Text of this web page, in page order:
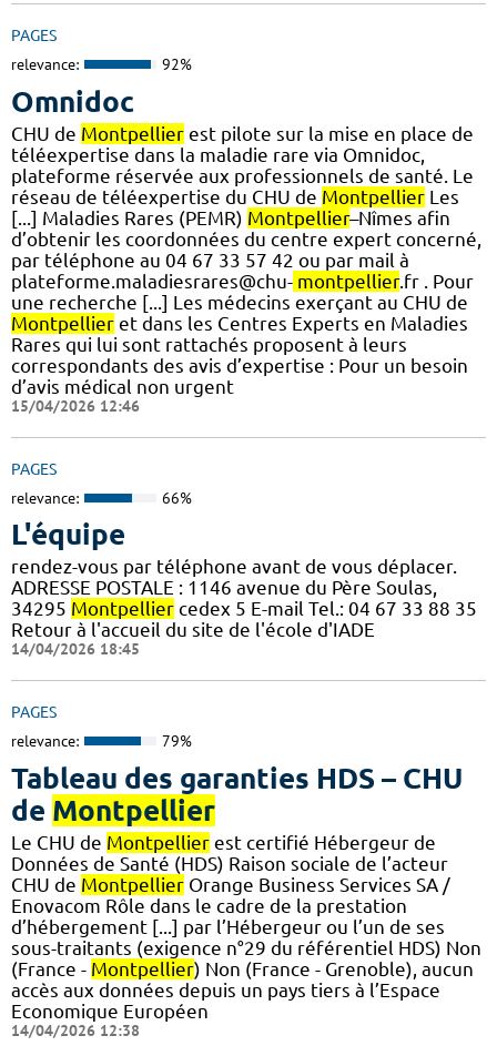
PAGES
relevance: 92%
Omnidoc
CHU de Montpellier est pilote sur la mise en place de
téléexpertise dans la maladie rare via Omnidoc,
plateforme réservée aux professionnels de santé. Le
réseau de téléexpertise du CHU de Montpellier Les
[...] Maladies Rares (PEMR) Montpellier–Nîmes afin
d’obtenir les coordonnées du centre expert concerné,
par téléphone au 04 67 33 57 42 ou par mail à
plateforme.maladiesrares@chu- montpellier.fr . Pour
une recherche [...] Les médecins exerçant au CHU de
Montpellier et dans les Centres Experts en Maladies
Rares qui lui sont rattachés proposent à leurs
correspondants des avis d’expertise : Pour un besoin
d’avis médical non urgent
15/04/2026 12:46
PAGES
relevance: 66%
L'équipe
rendez-vous par téléphone avant de vous déplacer.
ADRESSE POSTALE : 1146 avenue du Père Soulas,
34295 Montpellier cedex 5 E-mail Tel.: 04 67 33 88 35
Retour à l'accueil du site de l'école d'IADE
14/04/2026 18:45
PAGES
relevance: 79%
Tableau des garanties HDS – CHU
de Montpellier
Le CHU de Montpellier est certifié Hébergeur de
Données de Santé (HDS) Raison sociale de l’acteur
CHU de Montpellier Orange Business Services SA /
Enovacom Rôle dans le cadre de la prestation
d’hébergement [...] par l’Hébergeur ou l’un de ses
sous-traitants (exigence n°29 du référentiel HDS) Non
(France - Montpellier) Non (France - Grenoble), aucun
accès aux données depuis un pays tiers à l’Espace
Economique Européen
14/04/2026 12:38